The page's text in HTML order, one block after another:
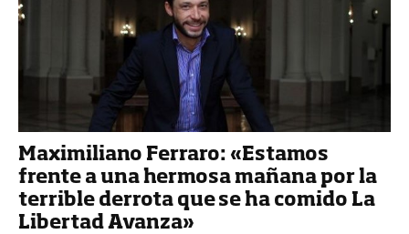
Maximiliano Ferraro: «Estamos
frente a una hermosa mañana por la
terrible derrota que se ha comido La
Libertad Avanza»